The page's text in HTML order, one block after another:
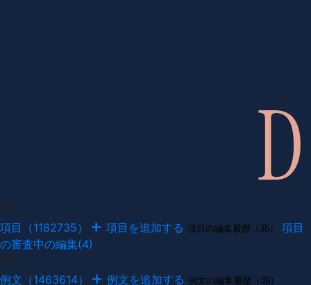
項目（1182735） 項目を追加する 項目の編集履歴（35）
項目
の審査中の編集(4)
例文（1463614） 例文を追加する 例文の編集履歴（39）